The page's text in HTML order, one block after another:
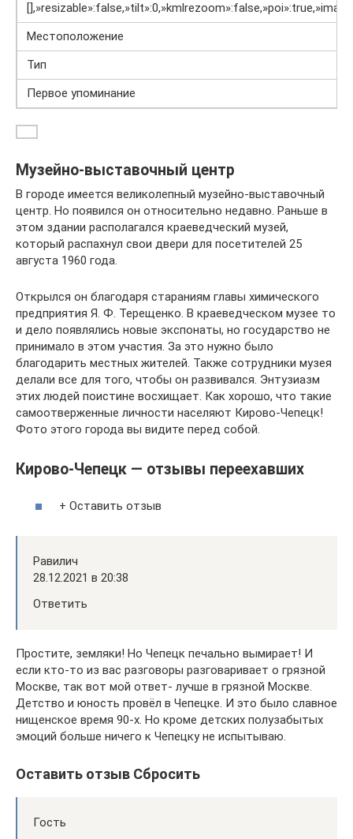
Местоположение
Тип
Первое упоминание
Музейно-выставочный центр
В городе имеется великолепный музейно-выставочный
центр. Но появился он относительно недавно. Раньше в
этом здании располагался краеведческий музей,
который распахнул свои двери для посетителей 25
августа 1960 года.
Открылся он благодаря стараниям главы химического
предприятия Я. Ф. Терещенко. В краеведческом музее то
и дело появлялись новые экспонаты, но государство не
принимало в этом участия. За это нужно было
благодарить местных жителей. Также сотрудники музея
делали все для того, чтобы он развивался. Энтузиазм
этих людей поистине восхищает. Как хорошо, что такие
самоотверженные личности населяют Кирово-Чепецк!
Фото этого города вы видите перед собой.
Кирово-Чепецк — отзывы переехавших
+ Оставить отзыв
Равилич
28.12.2021 в 20:38
Ответить
Простите, земляки! Но Чепецк печально вымирает! И
если кто-то из вас разговоры разговаривает о грязной
Москве, так вот мой ответ- лучше в грязной Москве.
Детство и юность провёл в Чепецке. И это было славное
нищенское время 90-х. Но кроме детских полузабытых
эмоций больше ничего к Чепецку не испытываю.
Оставить отзыв Сбросить
Гость